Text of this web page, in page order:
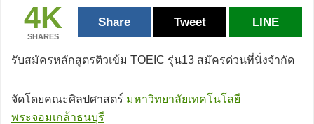
4K
SHARES
Share Tweet LINE
รับสมัครหลักสูตรติวเข้ม TOEIC รุ่น13 สมัครด่วนที่นั่งจำกัด
จัดโดยคณะศิลปศาสตร์ มหาวิทยาลัยเทคโนโลยี
พระจอมเกล้าธนบุรี